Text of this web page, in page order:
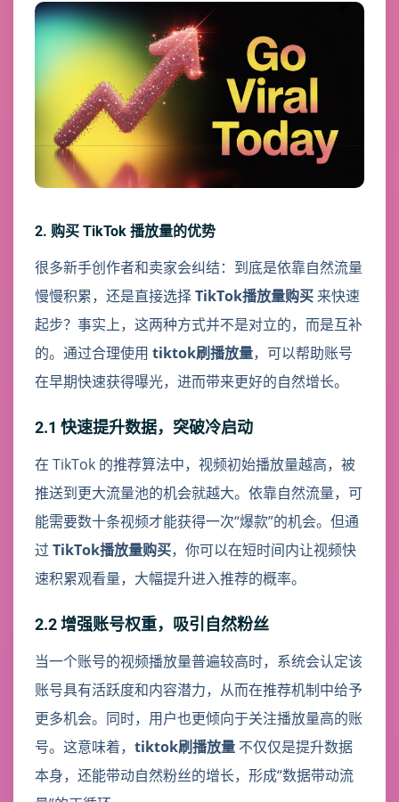
2. 购买 TikTok 播放量的优势
很多新手创作者和卖家会纠结：到底是依靠自然流量
慢慢积累，还是直接选择TikTok播放量购买 来快速
起步？事实上，这两种方式并不是对立的，而是互补
的。通过合理使用 tiktok刷播放量，可以帮助账号
在早期快速获得曝光，进而带来更好的自然增长。
2.1 快速提升数据，突破冷启动
在 TikTok 的推荐算法中，视频初始播放量越高，被
推送到更大流量池的机会就越大。依靠自然流量，可
能需要数十条视频才能获得一次“爆款”的机会。但通
过 TikTok播放量购买，你可以在短时间内让视频快
速积累观看量，大幅提升进入推荐的概率。
2.2 增强账号权重，吸引自然粉丝
当一个账号的视频播放量普遍较高时，系统会认定该
账号具有活跃度和内容潜力，从而在推荐机制中给予
更多机会。同时，用户也更倾向于关注播放量高的账
号。这意味着， tiktok刷播放量 不仅仅是提升数据
本身，还能带动自然粉丝的增长，形成“数据带动流